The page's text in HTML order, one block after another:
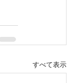
すべて表示